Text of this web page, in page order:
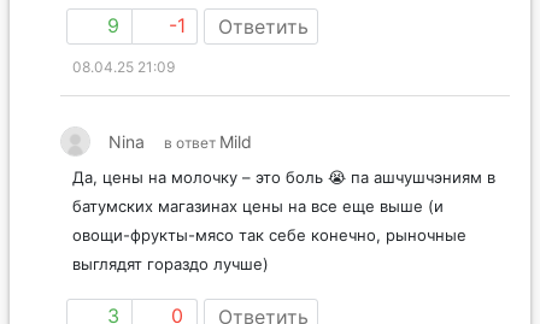
9 -1 Ответить
08.04.25 21:09
Nina в ответ Mild
Да, цены на молочку – это боль 😭 па ашчушчэниям в
батумских магазинах цены на все еще выше (и
овощи-фрукты-мясо так себе конечно, рыночные
выглядят гораздо лучше)
3 0 Ответить